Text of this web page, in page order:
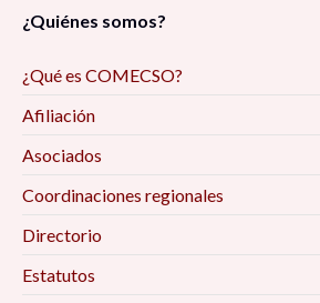
¿Quiénes somos?
¿Qué es COMECSO?
Afiliación
Asociados
Coordinaciones regionales
Directorio
Estatutos